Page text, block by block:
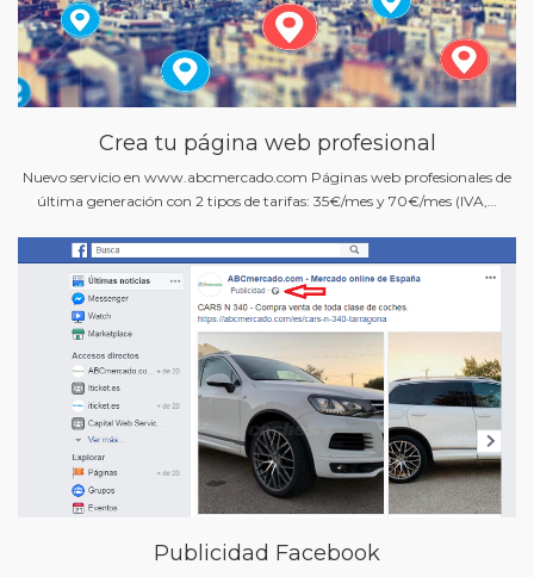
Crea tu página web profesional
Nuevo servicio en www.abcmercado.com Páginas web profesionales de
última generación con 2 tipos de tarifas: 35€/mes y 70€/mes (IVA,…
Publicidad Facebook